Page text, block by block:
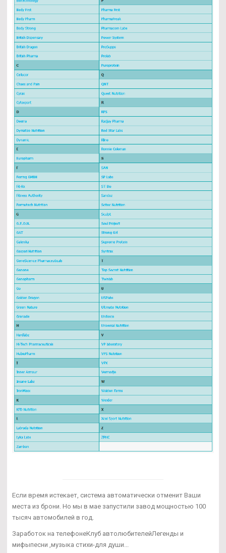
Если время истекает, система автоматически отменит Ваши
места из брони. Но мы в мае запустили завод мощностью 100
тысяч автомобилей в год.
Заработок на телефонеКлуб автолюбителейЛегенды и
мифыпесни ,музыка стихи-для души...